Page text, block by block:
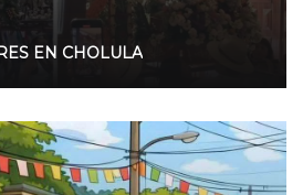
EN CHOLULA